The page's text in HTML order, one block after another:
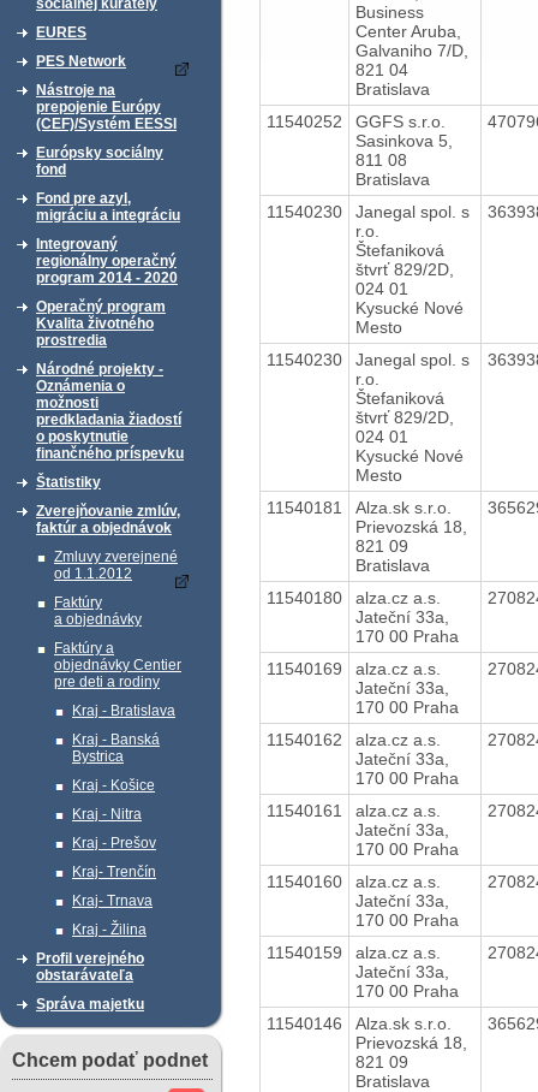
sociálnej kurately
EURES
PES Network
Nástroje na
prepojenie Európy
(CEF)/Systém EESSI
Európsky sociálny
fond
Fond pre azyl,
migráciu a integráciu
Integrovaný
regionálny operačný
program 2014 - 2020
Operačný program
Kvalita životného
prostredia
Národné projekty -
Oznámenia o
možnosti
predkladania žiadostí
o poskytnutie
finančného príspevku
Štatistiky
Zverejňovanie zmlúv,
faktúr a objednávok
Zmluvy zverejnené
od 1.1.2012
Faktúry
a objednávky
Faktúry a
objednávky Centier
pre deti a rodiny
Kraj - Bratislava
Kraj - Banská
Bystrica
Kraj - Košice
Kraj - Nitra
Kraj - Prešov
Kraj- Trenčín
Kraj- Trnava
Kraj - Žilina
Profil verejného
obstarávateľa
Správa majetku
Chcem podať podnet
Business
Center Aruba,
Galvaniho 7/D,
821 04
Bratislava
11540252
GGFS s.r.o.
Sasinkova 5,
811 08
Bratislava
11540230
Janegal spol. s
r.o.
Štefaniková
štvrť 829/2D,
024 01
Kysucké Nové
Mesto
11540230
Janegal spol. s
r.o.
Štefaniková
štvrť 829/2D,
024 01
Kysucké Nové
Mesto
11540181
Alza.sk s.r.o.
Prievozská 18,
821 09
Bratislava
11540180
alza.cz a.s.
Jateční 33a,
170 00 Praha
11540169
alza.cz a.s.
Jateční 33a,
170 00 Praha
11540162
alza.cz a.s.
Jateční 33a,
170 00 Praha
11540161
alza.cz a.s.
Jateční 33a,
170 00 Praha
11540160
alza.cz a.s.
Jateční 33a,
170 00 Praha
11540159
alza.cz a.s.
Jateční 33a,
170 00 Praha
11540146
Alza.sk s.r.o.
Prievozská 18,
821 09
Bratislava